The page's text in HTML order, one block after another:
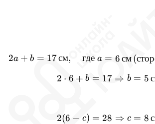
2a + b =
2a + b = 17см, где a = 6см(
2 \cdot 6
2 ⋅ 6 + b = 17 ⇒ b = 5
2(6 + c) =
2(6 + c) = 28 ⇒ c = 8